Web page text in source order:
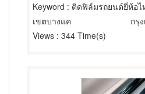
Keyword : ติดฟิล์มรถยนต์ยี่ห้อไ
เขตบางแค
กรุ
Views : 344 Time(s)